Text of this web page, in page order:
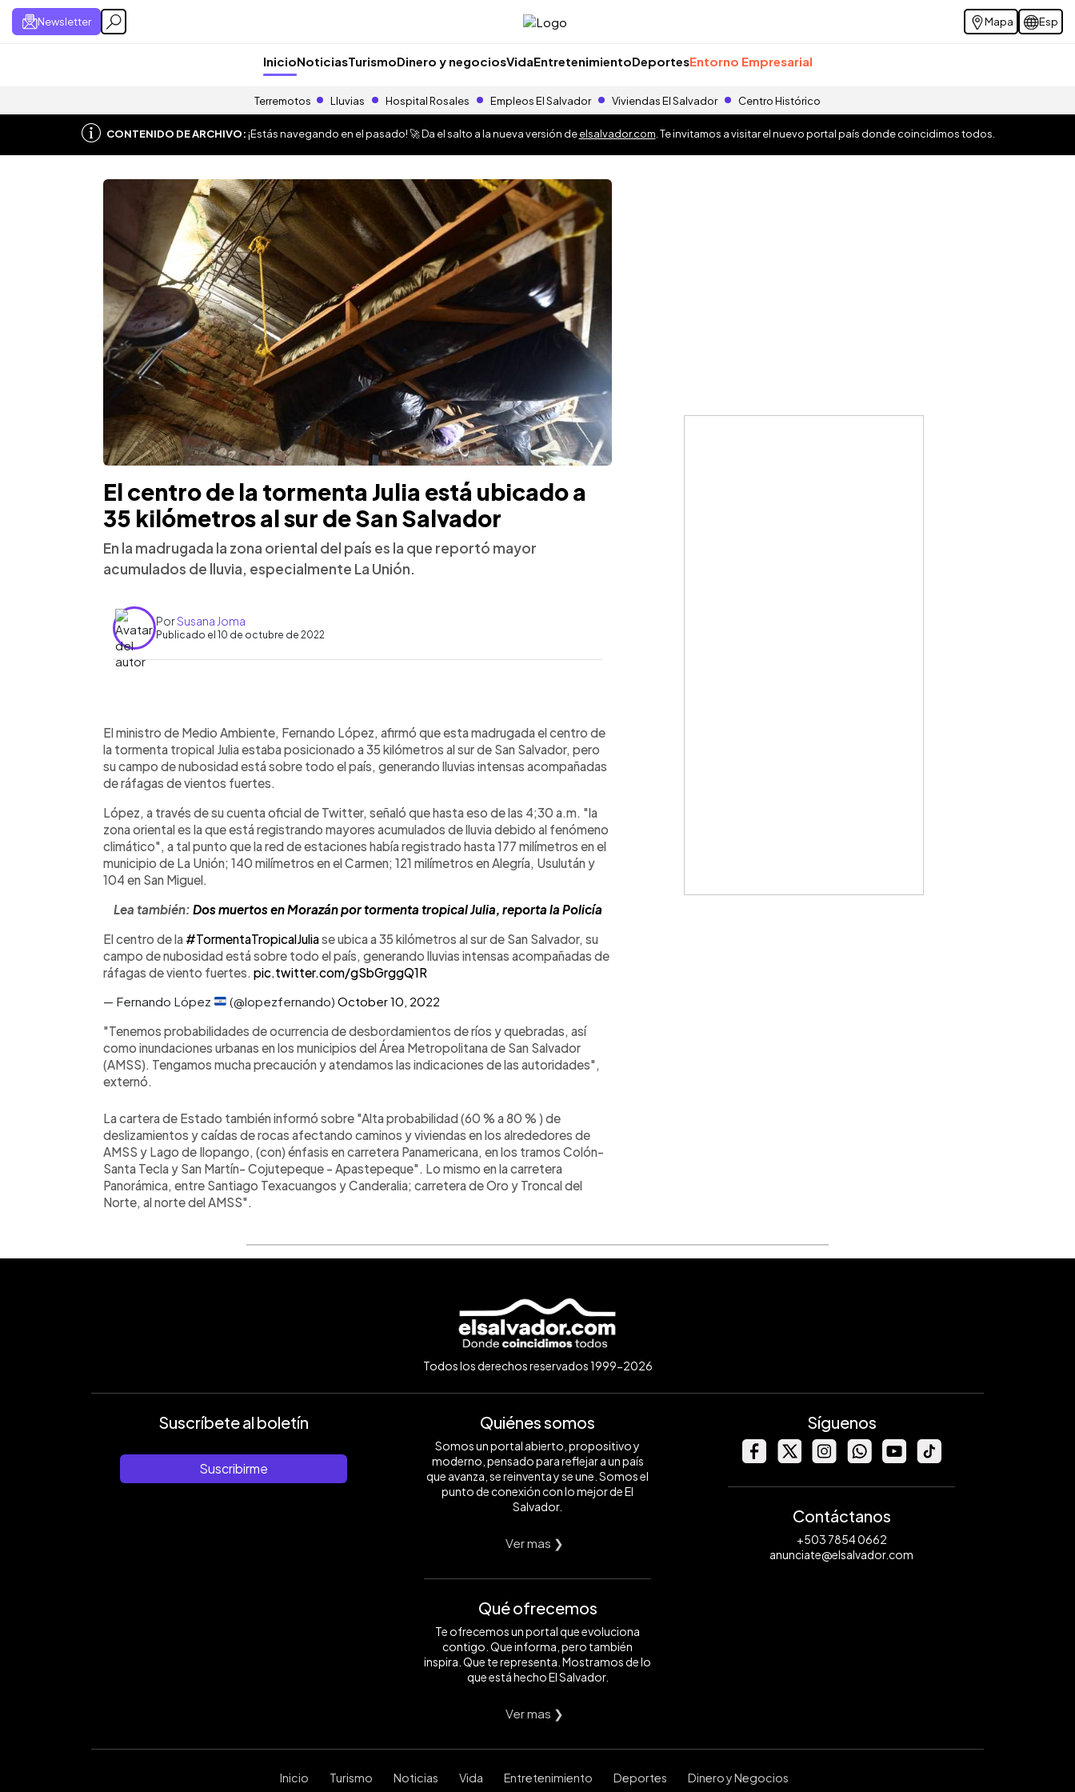
Newsletter Mapa Esp
InicioNoticiasTurismoDinero y negociosVidaEntretenimientoDeportesEntorno Empresarial
Terremotos Lluvias Hospital Rosales Empleos El Salvador Viviendas El Salvador Centro Histórico
CONTENIDO DE ARCHIVO:¡Estás navegando en el pasado! 🚀 Da el salto a la nueva versión deelsalvador.com . Te invitamos a visitar el nuevo portal país donde coincidimos todos.
El centro de la tormenta Julia está ubicado a
35 kilómetros al sur de San Salvador
En la madrugada la zona oriental del país es la que reportó mayor
acumulados de lluvia, especialmente La Unión.
PorSusana Joma
Publicado el 10 de octubre de 2022
Escuchar artículo
El ministro de Medio Ambiente, Fernando López, afirmó que esta madrugada el centro de
la tormenta tropical Julia estaba posicionado a 35 kilómetros al sur de San Salvador, pero
su campo de nubosidad está sobre todo el país, generando lluvias intensas acompañadas
de ráfagas de vientos fuertes.
López, a través de su cuenta oficial de Twitter, señaló que hasta eso de las 4;30 a.m. "la
zona oriental es la que está registrando mayores acumulados de lluvia debido al fenómeno
climático", a tal punto que la red de estaciones había registrado hasta 177 milímetros en el
municipio de La Unión; 140 milímetros en el Carmen; 121 milímetros en Alegría, Usulután y
104 en San Miguel.
Lea también: Dos muertos en Morazán por tormenta tropical Julia, reporta la Policía
El centro de la #TormentaTropicalJuliase ubica a 35 kilómetros al sur de San Salvador, su
campo de nubosidad está sobre todo el país, generando lluvias intensas acompañadas de
ráfagas de viento fuertes. pic.twitter.com/gSbGrggQ1R
— Fernando López
(@lopezfernando)October 10, 2022
"Tenemos probabilidades de ocurrencia de desbordamientos de ríos y quebradas, así
como inundaciones urbanas en los municipios del Área Metropolitana de San Salvador
(AMSS). Tengamos mucha precaución y atendamos las indicaciones de las autoridades",
externó.
La cartera de Estado también informó sobre "Alta probabilidad (60 % a 80 % ) de
deslizamientos y caídas de rocas afectando caminos y viviendas en los alrededores de
AMSS y Lago de Ilopango, (con) énfasis en carretera Panamericana, en los tramos Colón-
Santa Tecla y San Martín- Cojutepeque - Apastepeque". Lo mismo en la carretera
Panorámica, entre Santiago Texacuangos y Canderalia; carretera de Oro y Troncal del
Norte, al norte del AMSS".
Todos los derechos reservados 1999-2026
Suscríbete al boletín
Suscribirme
Quiénes somos
Somos un portal abierto, propositivo y
moderno, pensado para reflejar a un país
que avanza, se reinventa y se une. Somos el
punto de conexión con lo mejor de El
Salvador.
Ver mas ❯
Qué ofrecemos
Te ofrecemos un portal que evoluciona
contigo. Que informa, pero también
inspira. Que te representa. Mostramos de lo
que está hecho El Salvador.
Ver mas ❯
Síguenos
Contáctanos
+503 7854 0662
anunciate@elsalvador.com
Inicio Turismo Noticias Vida Entretenimiento Deportes Dinero y Negocios